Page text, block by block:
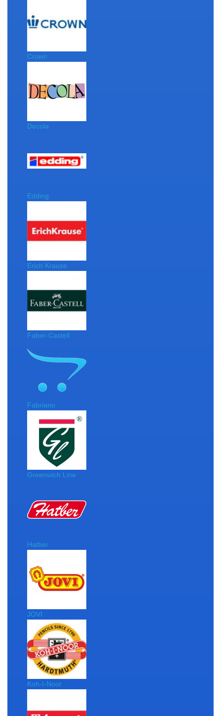
Crown
Decola
Edding
Erich Krause
Faber-Castell
Fabriano
Greenwich Line
Hatber
JOVI
Koh-I-Noor